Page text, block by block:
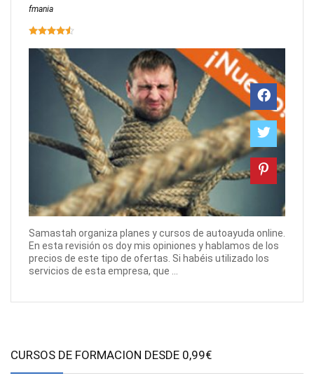
fmania
Samastah organiza planes y cursos de autoayuda online.
En esta revisión os doy mis opiniones y hablamos de los
precios de este tipo de ofertas. Si habéis utilizado los
servicios de esta empresa, que ...
CURSOS DE FORMACION DESDE 0,99€